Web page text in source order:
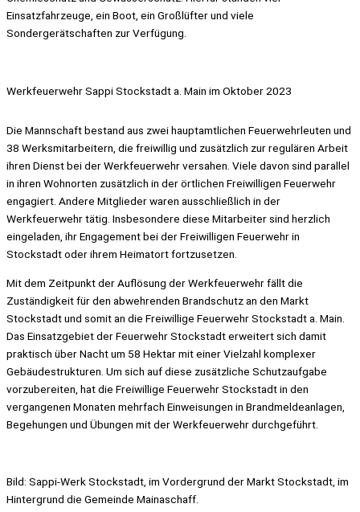
Einsatzfahrzeuge, ein Boot, ein Großlüfter und viele
Sondergerätschaften zur Verfügung.
Werkfeuerwehr Sappi Stockstadt a. Main im Oktober 2023
Die Mannschaft bestand aus zwei hauptamtlichen Feuerwehrleuten und
38 Werksmitarbeitern, die freiwillig und zusätzlich zur regulären Arbeit
ihren Dienst bei der Werkfeuerwehr versahen. Viele davon sind parallel
in ihren Wohnorten zusätzlich in der örtlichen Freiwilligen Feuerwehr
engagiert. Andere Mitglieder waren ausschließlich in der
Werkfeuerwehr tätig. Insbesondere diese Mitarbeiter sind herzlich
eingeladen, ihr Engagement bei der Freiwilligen Feuerwehr in
Stockstadt oder ihrem Heimatort fortzusetzen.
Mit dem Zeitpunkt der Auflösung der Werkfeuerwehr fällt die
Zuständigkeit für den abwehrenden Brandschutz an den Markt
Stockstadt und somit an die Freiwillige Feuerwehr Stockstadt a. Main.
Das Einsatzgebiet der Feuerwehr Stockstadt erweitert sich damit
praktisch über Nacht um 58 Hektar mit einer Vielzahl komplexer
Gebäudestrukturen. Um sich auf diese zusätzliche Schutzaufgabe
vorzubereiten, hat die Freiwillige Feuerwehr Stockstadt in den
vergangenen Monaten mehrfach Einweisungen in Brandmeldeanlagen,
Begehungen und Übungen mit der Werkfeuerwehr durchgeführt.
Bild: Sappi-Werk Stockstadt, im Vordergrund der Markt Stockstadt, im
Hintergrund die Gemeinde Mainaschaff.